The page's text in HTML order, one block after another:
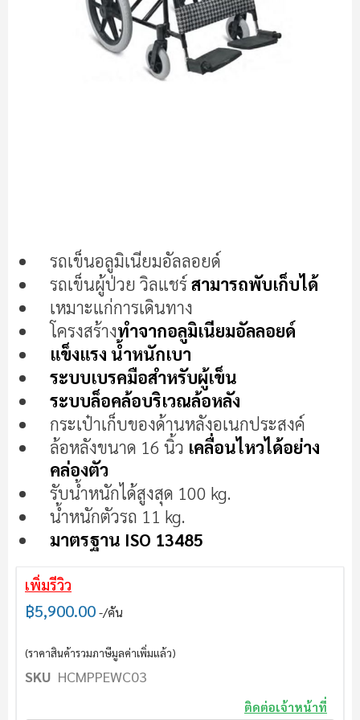
ที่
ส่วน
เริ่ม
ของ
แกล
เลอ
รี
รถเข็นอลูมิเนียมอัลลอยด์
รถเข็นผู้ป่วย วิลแชร์ สามารถพับเก็บได้
เหมาะแก่การเดินทาง
โครงสร้างทำจากอลูมิเนียมอัลลอยด์
แข็งแรง น้ำหนักเบา
ระบบเบรคมือสำหรับผู้เข็น
ระบบล็อคล้อบริเวณล้อหลัง
กระเป๋าเก็บของด้านหลังอเนกประสงค์
ล้อหลังขนาด 16 นิ้ว เคลื่อนไหวได้อย่าง
คล่องตัว
รับน้ำหนักได้สูงสุด 100 kg.
น้ำหนักตัวรถ 11 kg.
มาตรฐาน ISO 13485
เพิ่มรีวิว
฿5,900.00 /คัน
(ราคาสินค้ารวมภาษีมูลค่าเพิ่มแล้ว)
SKU HCMPPEWC03
ติดต่อเจ้าหน้าที่